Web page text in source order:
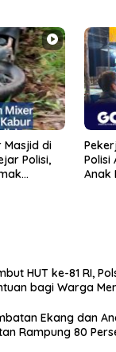
Masjid di
Polisi,
Polisi
Anak
HUT ke-81 RI,
bagi Warga
Ekang dan
Rampung 80